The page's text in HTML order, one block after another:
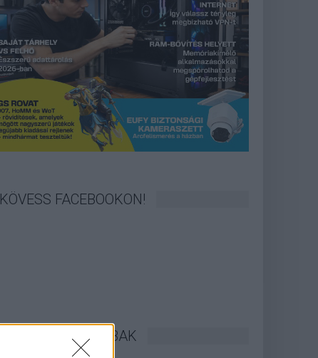
KÖVESS FACEBOOKON!
LEGOLVASOTTABBAK